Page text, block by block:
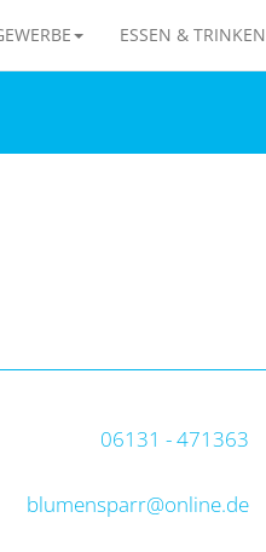
ESSEN & TRINKEN
06131 - 471363
blumensparr@online.de